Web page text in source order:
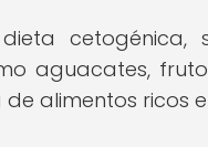
cetogénica,
aguacates,
alimentos ricos